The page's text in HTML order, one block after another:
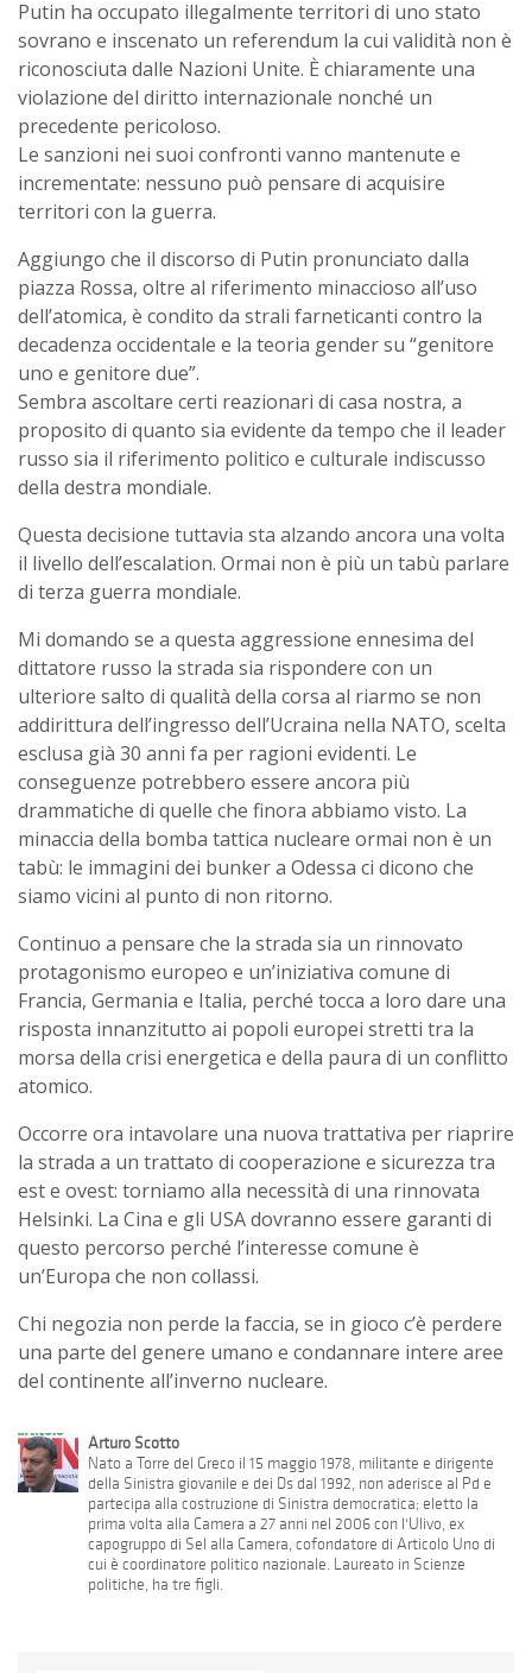
Putin ha occupato illegalmente territori di uno stato
sovrano e inscenato un referendum la cui validità non è
riconosciuta dalle Nazioni Unite. È chiaramente una
violazione del diritto internazionale nonché un
precedente pericoloso.
Le sanzioni nei suoi confronti vanno mantenute e
incrementate: nessuno può pensare di acquisire
territori con la guerra.
Aggiungo che il discorso di Putin pronunciato dalla
piazza Rossa, oltre al riferimento minaccioso all’uso
dell’atomica, è condito da strali farneticanti contro la
decadenza occidentale e la teoria gender su “genitore
uno e genitore due”.
Sembra ascoltare certi reazionari di casa nostra, a
proposito di quanto sia evidente da tempo che il leader
russo sia il riferimento politico e culturale indiscusso
della destra mondiale.
Questa decisione tuttavia sta alzando ancora una volta
il livello dell’escalation. Ormai non è più un tabù parlare
di terza guerra mondiale.
Mi domando se a questa aggressione ennesima del
dittatore russo la strada sia rispondere con un
ulteriore salto di qualità della corsa al riarmo se non
addirittura dell’ingresso dell’Ucraina nella NATO, scelta
esclusa già 30 anni fa per ragioni evidenti. Le
conseguenze potrebbero essere ancora più
drammatiche di quelle che finora abbiamo visto. La
minaccia della bomba tattica nucleare ormai non è un
tabù: le immagini dei bunker a Odessa ci dicono che
siamo vicini al punto di non ritorno.
Continuo a pensare che la strada sia un rinnovato
protagonismo europeo e un’iniziativa comune di
Francia, Germania e Italia, perché tocca a loro dare una
risposta innanzitutto ai popoli europei stretti tra la
morsa della crisi energetica e della paura di un conflitto
atomico.
Occorre ora intavolare una nuova trattativa per riaprire
la strada a un trattato di cooperazione e sicurezza tra
est e ovest: torniamo alla necessità di una rinnovata
Helsinki. La Cina e gli USA dovranno essere garanti di
questo percorso perché l’interesse comune è
un’Europa che non collassi.
Chi negozia non perde la faccia, se in gioco c’è perdere
una parte del genere umano e condannare intere aree
del continente all’inverno nucleare.
Arturo Scotto
Nato a Torre del Greco il 15 maggio 1978, militante e dirigente
della Sinistra giovanile e dei Ds dal 1992, non aderisce al Pd e
partecipa alla costruzione di Sinistra democratica; eletto la
prima volta alla Camera a 27 anni nel 2006 con l'Ulivo, ex
capogruppo di Sel alla Camera, cofondatore di Articolo Uno di
cui è coordinatore politico nazionale. Laureato in Scienze
politiche, ha tre figli.